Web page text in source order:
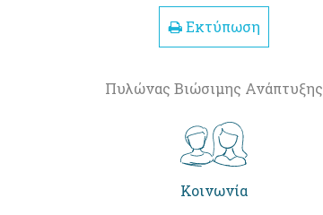
Εκτύπωση
Πυλώνας Βιώσιμης Ανάπτυξης
Κοινωνία